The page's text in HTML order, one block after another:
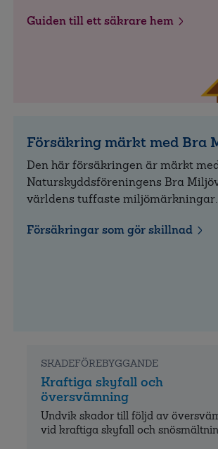
Guiden till ett säkrare hem
Försäkring märkt med Bra
Den här försäkringen är märkt
Naturskyddsföreningens Bra
världens tuffaste miljömärkningar.
Försäkringar som gör skillnad
SKADEFÖREBYGGANDE
Kraftiga skyfall och
översvämning
Undvik skador till följd av
vid kraftiga skyfall och